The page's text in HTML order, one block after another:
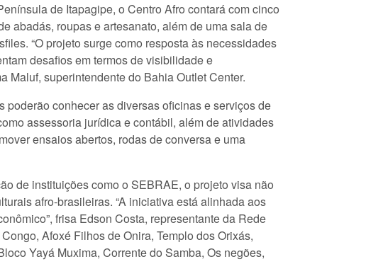
de Itapagipe, o Centro Afro contará com cinco
abadás, roupas e artesanato, além de uma sala de
“O projeto surge como resposta às necessidades
desafios em termos de visibilidade e
Maluf, superintendente do Bahia Outlet Center.
poderão conhecer as diversas oficinas e serviços de
assessoria jurídica e contábil, além de atividades
ensaios abertos, rodas de conversa e uma
de instituições como o SEBRAE, o projeto visa não
afro-brasileiras. “A iniciativa está alinhada aos
frisa Edson Costa, representante da Rede
Afoxé Filhos de Onira, Templo dos Orixás,
Yayá Muxima, Corrente do Samba, Os negões,